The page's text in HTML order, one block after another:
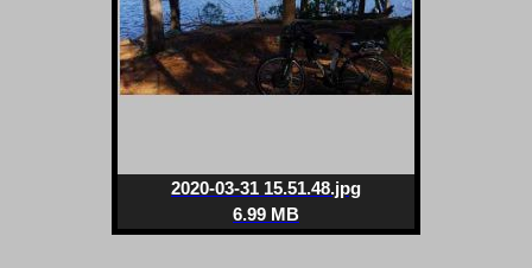
2020-03-31 15.51.48.jpg
6.99 MB